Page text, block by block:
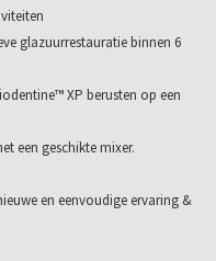
glazuurrestauratie binnen 6
XP berusten op een
een geschikte mixer.
en eenvoudige ervaring &